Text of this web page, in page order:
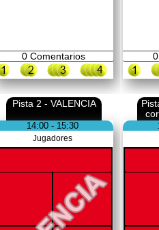
0Comentarios 0
Pista 2 - VALENCIA
14:00 - 15:30
Jugadores